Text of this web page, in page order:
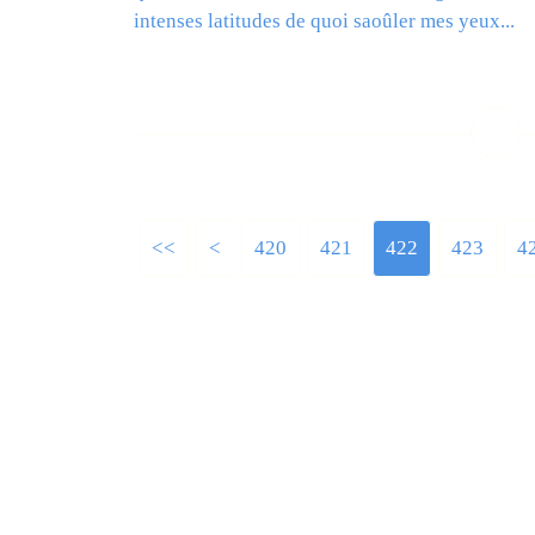
intenses latitudes de quoi saoûler mes yeux...
<< < 400
410
420 421 422 423